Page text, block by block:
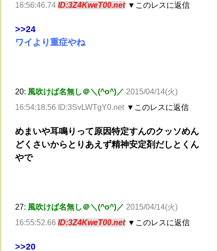
16:56:46.74 ID:3Z4KweT00.net ▼このレスに返信
>>24
ワイより重症やね
20: 風吹けば名無し＠＼(^o^)／ 2015/04/14(火)
16:54:18.56 ID:3SvLWTgY0.net ▼このレスに返信
めまいや耳鳴りって原因特定すんのクッソめん
どくさいからとりあえず精神安定剤だしとくん
やで
27: 風吹けば名無し＠＼(^o^)／ 2015/04/14(火)
16:55:52.66 ID:3Z4KweT00.net ▼このレスに返信
>>20